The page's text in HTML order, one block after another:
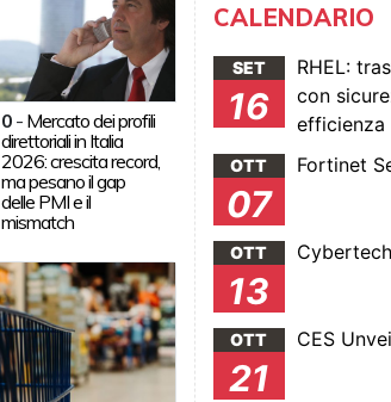
0 - Mercato dei profili
direttoriali in Italia
2026: crescita record,
ma pesano il gap
delle PMI e il
mismatch
CALENDARIO
SET
16
RHEL:
con
efficienza
OTT
07
Fortinet
OTT
13
OTT
21
CES